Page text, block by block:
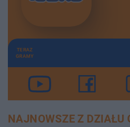
TERAZ
GRAMY
NAJNOWSZE Z DZIAŁU